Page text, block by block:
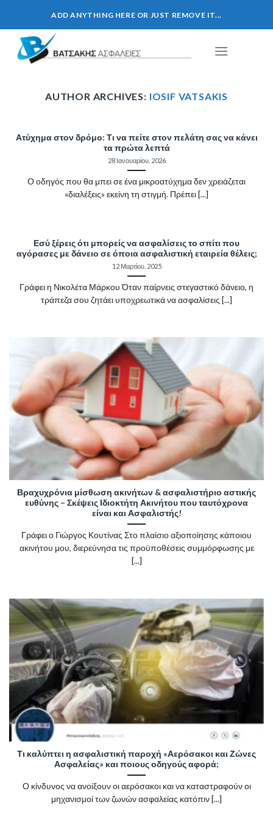
content
ADD ANYTHING HERE OR JUST REMOVE IT...
AUTHOR ARCHIVES: IOSIF VATSAKIS
Ατύχημα στον δρόμο: Τι να πείτε στον πελάτη σας να κάνει
τα πρώτα λεπτά
28 Ιανουαρίου, 2026
Ο οδηγός που θα μπει σε ένα μικροατύχημα δεν χρειάζεται
«διαλέξεις» εκείνη τη στιγμή. Πρέπει [...]
Εσύ ξέρεις ότι μπορείς να ασφαλίσεις το σπίτι που
αγόρασες με δάνειο σε όποια ασφαλιστική εταιρεία θέλεις;
12 Μαρτίου, 2025
Γράφει η Νικολέτα Μάρκου Όταν παίρνεις στεγαστικό δάνειο, η
τράπεζα σου ζητάει υποχρεωτικά να ασφαλίσεις [...]
Βραχυχρόνια μίσθωση ακινήτων & ασφαλιστήριο αστικής
ευθύνης – Σκέψεις Ιδιοκτήτη Ακινήτου που ταυτόχρονα
είναι και Ασφαλιστής!
Γράφει ο Γιώργος Κουτίνας Στο πλαίσιο αξιοποίησης κάποιου
ακινήτου μου, διερεύνησα τις προϋποθέσεις συμμόρφωσης με
[...]
Τι καλύπτει η ασφαλιστική παροχή «Αερόσακοι και Ζώνες
Ασφαλείας» και ποιους οδηγούς αφορά;
Ο κίνδυνος να ανοίξουν οι αερόσακοι και να καταστραφούν οι
μηχανισμοί των ζωνών ασφαλείας κατόπιν [...]